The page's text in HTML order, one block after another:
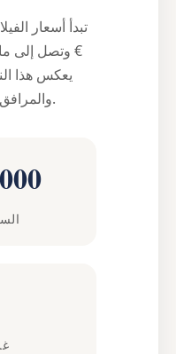
يعكس هذا
والمرافق الفاخرة والموقع المتميز.